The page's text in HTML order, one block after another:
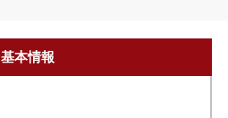
基本情報